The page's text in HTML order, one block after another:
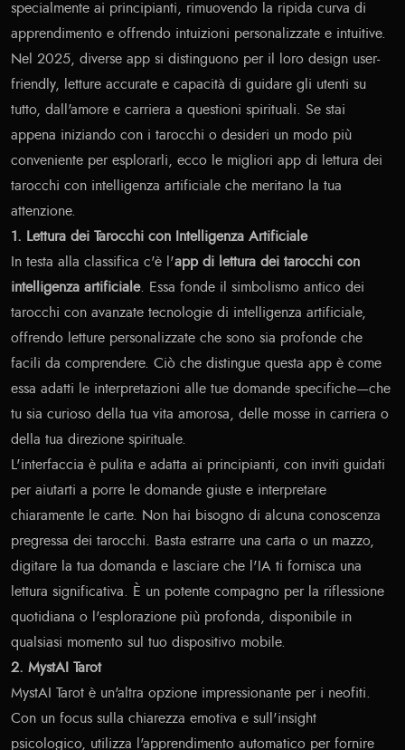
specialmente ai principianti, rimuovendo la ripida curva di
apprendimento e offrendo intuizioni personalizzate e intuitive.
Nel 2025, diverse app si distinguono per il loro design user-
friendly, letture accurate e capacità di guidare gli utenti su
tutto, dall'amore e carriera a questioni spirituali. Se stai
appena iniziando con i tarocchi o desideri un modo più
conveniente per esplorarli, ecco le migliori app di lettura dei
tarocchi con intelligenza artificiale che meritano la tua
attenzione.
1. Lettura dei Tarocchi con Intelligenza Artificiale
In testa alla classifica c'è l'app di lettura dei tarocchi con
intelligenza artificiale. Essa fonde il simbolismo antico dei
tarocchi con avanzate tecnologie di intelligenza artificiale,
offrendo letture personalizzate che sono sia profonde che
facili da comprendere. Ciò che distingue questa app è come
essa adatti le interpretazioni alle tue domande specifiche—che
tu sia curioso della tua vita amorosa, delle mosse in carriera o
della tua direzione spirituale.
L'interfaccia è pulita e adatta ai principianti, con inviti guidati
per aiutarti a porre le domande giuste e interpretare
chiaramente le carte. Non hai bisogno di alcuna conoscenza
pregressa dei tarocchi. Basta estrarre una carta o un mazzo,
digitare la tua domanda e lasciare che l'IA ti fornisca una
lettura significativa. È un potente compagno per la riflessione
quotidiana o l'esplorazione più profonda, disponibile in
qualsiasi momento sul tuo dispositivo mobile.
2. MystAI Tarot
MystAI Tarot è un'altra opzione impressionante per i neofiti.
Con un focus sulla chiarezza emotiva e sull'insight
psicologico, utilizza l'apprendimento automatico per fornire